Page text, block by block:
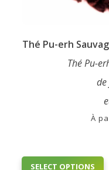
Thé Pu-erh
Thé Pu-
À
SELECT OPTIONS